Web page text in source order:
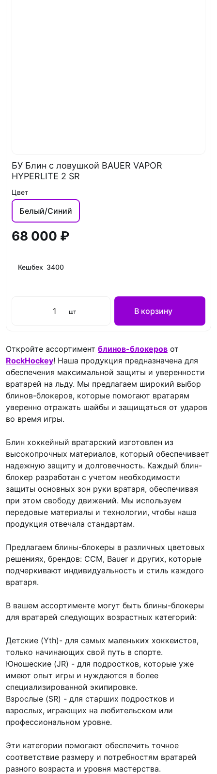
БУ Блин с ловушкой BAUER VAPOR
HYPERLITE 2 SR
Цвет
Белый/Синий
68 000 ₽
Кешбек 3400
шт В корзину
Откройте ассортимент блинов-блокеров от
RockHockey! Наша продукция предназначена для
обеспечения максимальной защиты и уверенности
вратарей на льду. Мы предлагаем широкий выбор
блинов-блокеров, которые помогают вратарям
уверенно отражать шайбы и защищаться от ударов
во время игры.
Блин хоккейный вратарский изготовлен из
высокопрочных материалов, который обеспечивает
надежную защиту и долговечность. Каждый блин-
блокер разработан с учетом необходимости
защиты основных зон руки вратаря, обеспечивая
при этом свободу движений. Мы используем
передовые материалы и технологии, чтобы наша
продукция отвечала стандартам.
Предлагаем блины-блокеры в различных цветовых
решениях, брендов: CCM, Bauer и других, которые
подчеркивают индивидуальность и стиль каждого
вратаря.
В вашем ассортименте могут быть блины-блокеры
для вратарей следующих возрастных категорий:
Детские (Yth)- для самых маленьких хоккеистов,
только начинающих свой путь в спорте.
Юношеские (JR) - для подростков, которые уже
имеют опыт игры и нуждаются в более
специализированной экипировке.
Взрослые (SR) - для старших подростков и
взрослых, играющих на любительском или
профессиональном уровне.
Эти категории помогают обеспечить точное
соответствие размеру и потребностям вратарей
разного возраста и уровня мастерства.